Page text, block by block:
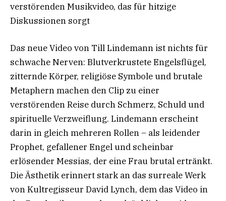
verstörenden Musikvideo, das für hitzige
Diskussionen sorgt
Das neue Video von Till Lindemann ist nichts für
schwache Nerven: Blutverkrustete Engelsflügel,
zitternde Körper, religiöse Symbole und brutale
Metaphern machen den Clip zu einer
verstörenden Reise durch Schmerz, Schuld und
spirituelle Verzweiflung. Lindemann erscheint
darin in gleich mehreren Rollen – als leidender
Prophet, gefallener Engel und scheinbar
erlösender Messias, der eine Frau brutal ertränkt.
Die Ästhetik erinnert stark an das surreale Werk
von Kultregisseur David Lynch, dem das Video in